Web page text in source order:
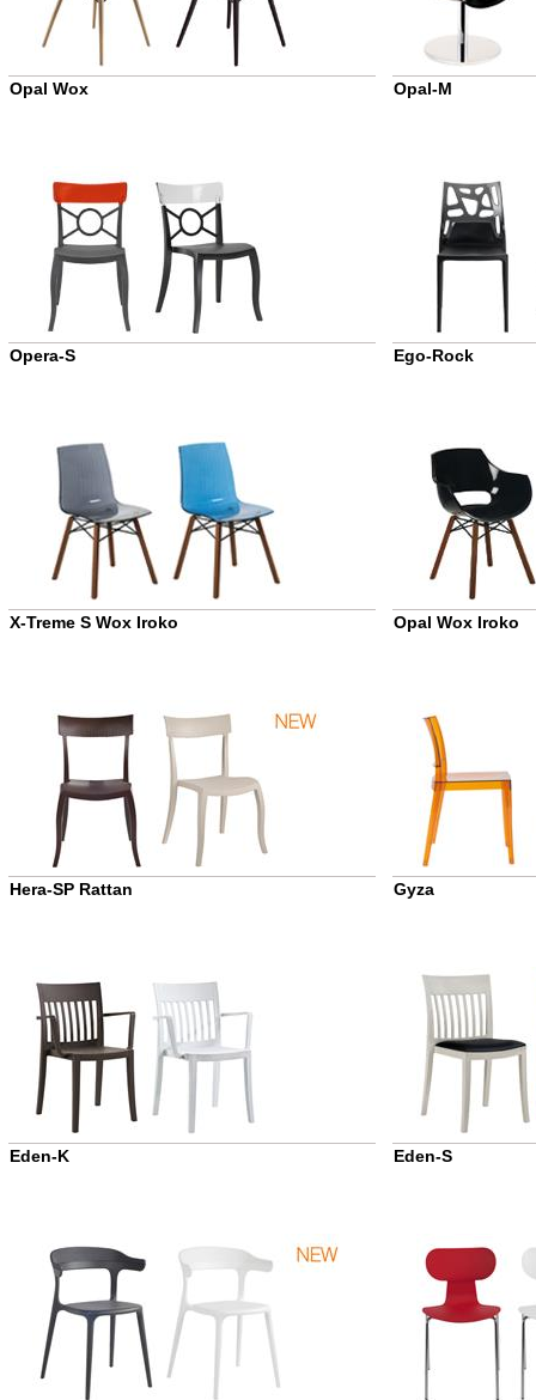
Opal Wox Opal-M
Opera-S Ego-Rock
X-Treme S Wox Iroko Opal Wox Iroko
Hera-SP Rattan Gyza
Eden-K Eden-S